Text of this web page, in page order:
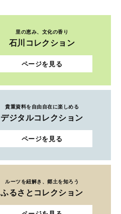
里の恵み、文化の香り
石川コレクション
ページを見る
貴重資料を自由自在に楽しめる
デジタルコレクション
ページを見る
ルーツを紐解き、郷土を知ろう
ふるさとコレクション